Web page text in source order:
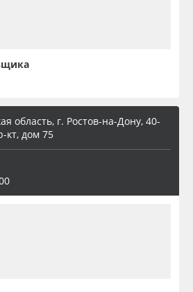
область, г. Ростов-на-Дону, 40-
кт, дом 75